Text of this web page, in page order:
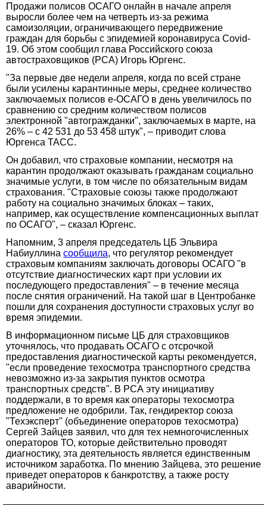
Продажи полисов ОСАГО онлайн в начале апреля
выросли более чем на четверть из-за режима
самоизоляции, ограничивающего передвижение
граждан для борьбы с эпидемией коронавируса Covid-
19. Об этом сообщил глава Российского союза
автостраховщиков (РСА) Игорь Юргенс.
"За первые две недели апреля, когда по всей стране
были усилены карантинные меры, среднее количество
заключаемых полисов е-ОСАГО в день увеличилось по
сравнению со средним количеством полисов
электронной "автогражданки", заключаемых в марте, на
26% – с 42 531 до 53 458 штук", – приводит слова
Юргенса ТАСС.
Он добавил, что страховые компании, несмотря на
карантин продолжают оказывать гражданам социально
значимые услуги, в том числе по обязательным видам
страхования. "Страховые союзы также продолжают
работу на социально значимых блоках – таких,
например, как осуществление компенсационных выплат
по ОСАГО", – сказал Юргенс.
Напомним, 3 апреля председатель ЦБ Эльвира
Набиуллина сообщила, что регулятор рекомендует
страховым компаниям заключать договоры ОСАГО "в
отсутствие диагностических карт при условии их
последующего предоставления" – в течение месяца
после снятия ограничений. На такой шаг в Центробанке
пошли для сохранения доступности страховых услуг во
время эпидемии.
В информационном письме ЦБ для страховщиков
уточнялось, что продавать ОСАГО с отсрочкой
предоставления диагностической карты рекомендуется,
"если проведение техосмотра транспортного средства
невозможно из-за закрытия пунктов осмотра
транспортных средств". В РСА эту инициативу
поддержали, в то время как операторы техосмотра
предложение не одобрили. Так, гендиректор союза
"Техэксперт" (объединение операторов техосмотра)
Сергей Зайцев заявил, что для тех немногочисленных
операторов ТО, которые действительно проводят
диагностику, эта деятельность является единственным
источником заработка. По мнению Зайцева, это решение
приведет операторов к банкротству, а также росту
аварийности.